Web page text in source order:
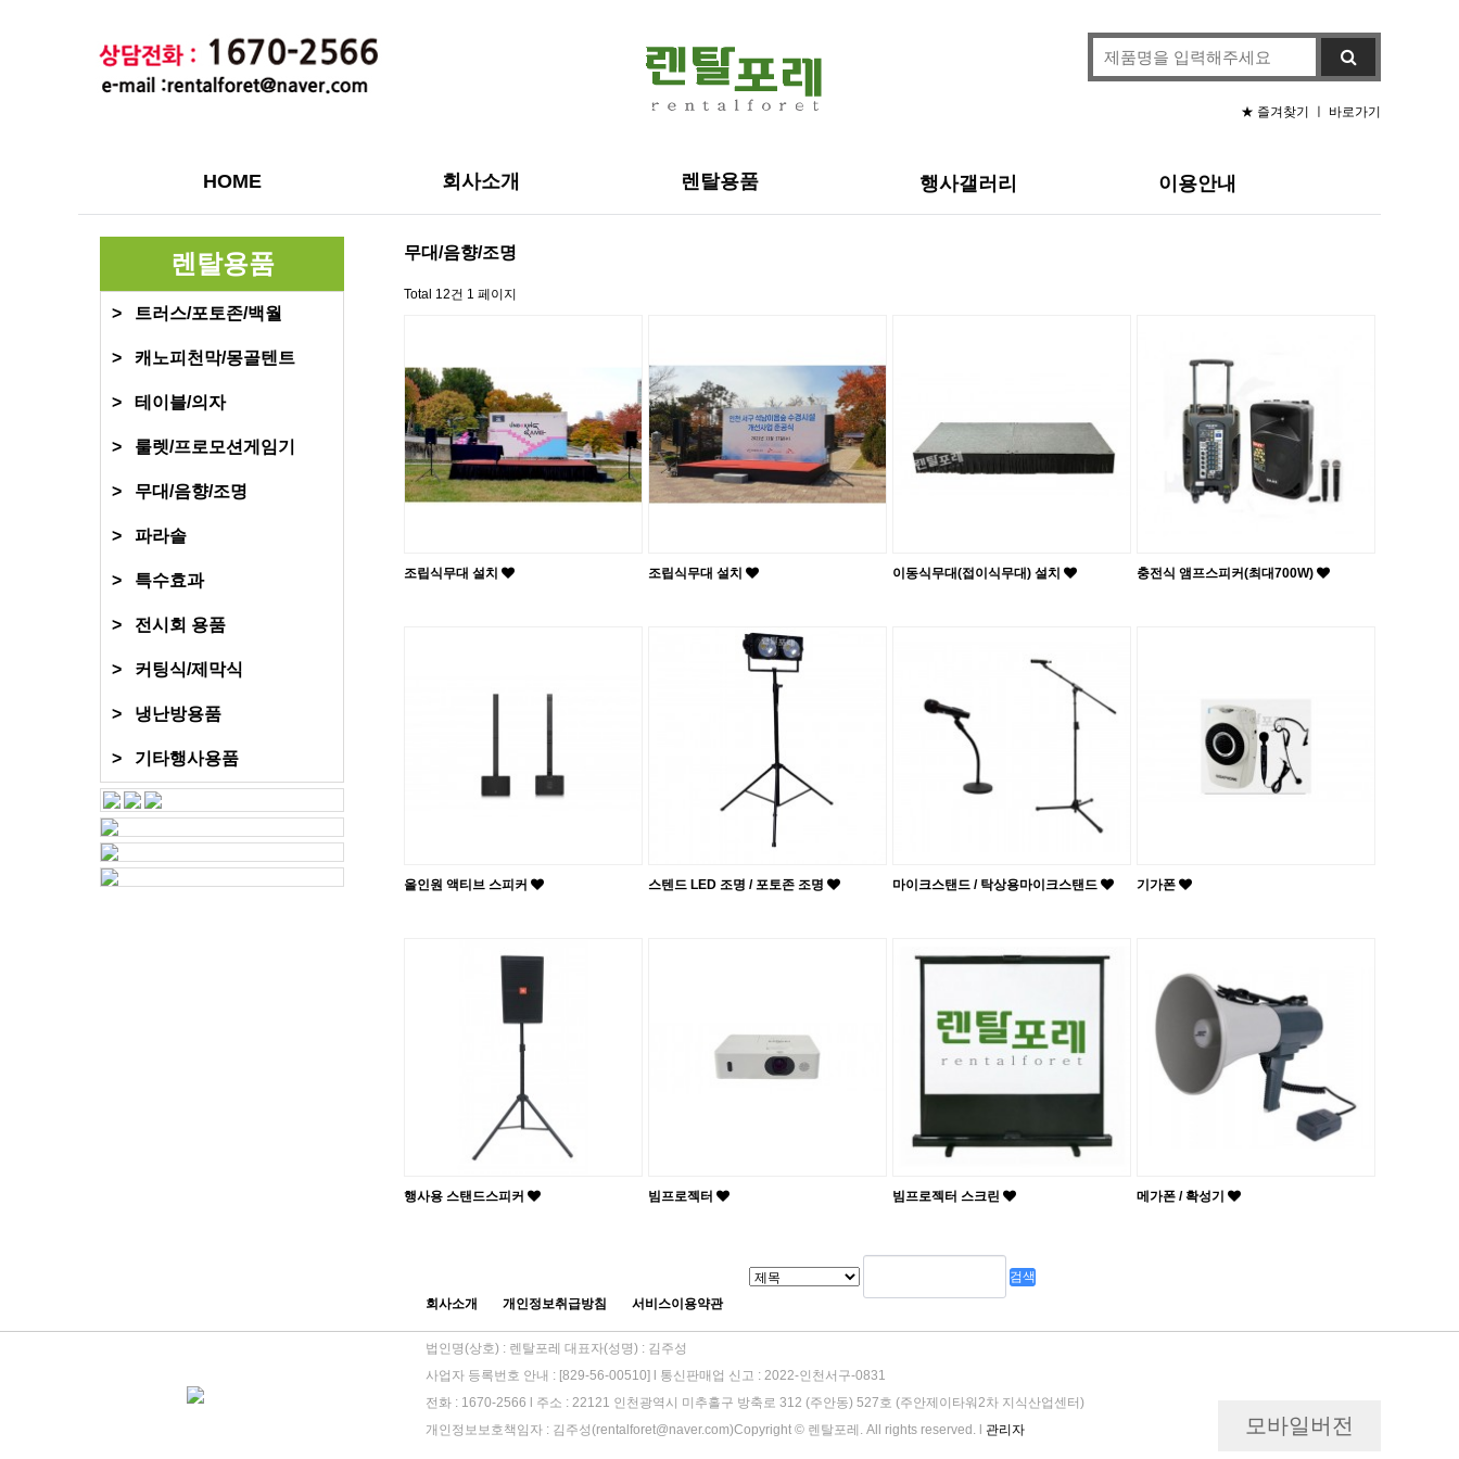
★ 즐겨찾기 바로가기
HOME 회사소개 렌탈용품 행사갤러리
이용안내
하위분류
무대/음향/조명
Total 12건 1 페이지
조립식무대 설치 조립식무대 설치 이동식무대(접이식무대) 설치 충전식 앰프스피커(최대700W)
올인원 액티브 스피커 스텐드 LED 조명 / 포토존 조명 마이크스탠드 / 탁상용마이크스탠드 기가폰
행사용 스탠드스피커 빔프로젝터 빔프로젝터 스크린 메가폰 / 확성기
렌탈용품
> 트러스/포토존/백월
> 캐노피천막/몽골텐트
> 테이블/의자
> 룰렛/프로모션게임기
> 무대/음향/조명
> 파라솔
> 특수효과
> 전시회 용품
> 커팅식/제막식
> 냉난방용품
> 기타행사용품
회사소개 개인정보취급방침 서비스이용약관
법인명(상호) : 렌탈포레 대표자(성명) : 김주성
사업자 등록번호 안내 : [829-56-00510] l 통신판매업 신고 : 2022-인천서구-0831
전화 : 1670-2566 l 주소 : 22121 인천광역시 미추홀구 방축로 312 (주안동) 527호 (주안제이타워2차 지식산업센터)
개인정보보호책임자 : 김주성(rentalforet@naver.com)Copyright © 렌탈포레. All rights reserved. l 관리자 모바일버전